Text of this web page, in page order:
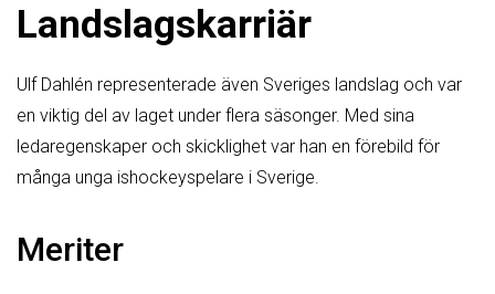
Landslagskarriär
Ulf Dahlén representerade även Sveriges landslag och var
en viktig del av laget under flera säsonger. Med sina
ledaregenskaper och skicklighet var han en förebild för
många unga ishockeyspelare i Sverige.
Meriter